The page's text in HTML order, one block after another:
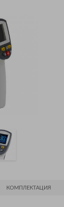
КОМПЛЕКТАЦИЯ